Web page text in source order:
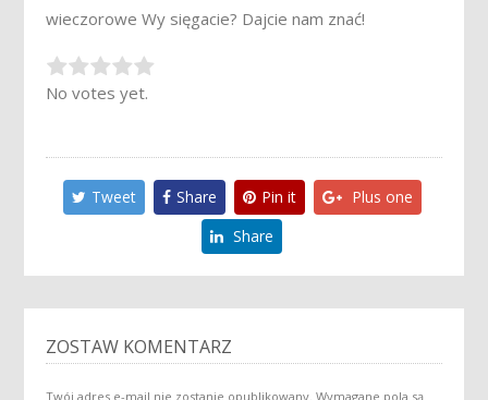
wieczorowe Wy sięgacie? Dajcie nam znać!
Rate this item:
No votes yet.
Tweet Share Pin it
Plus one
Share
ZOSTAW KOMENTARZ
Twój adres e-mail nie zostanie opublikowany. Wymagane pola są